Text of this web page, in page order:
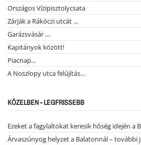
Országos Vízipisztolycsata
Zárják a Rákóczi utcát …
Garázsvásár …
Kapitányok között!
Piacnap...
A Noszlopy utca felújítás…
KÖZELBEN - LEGFRISSEBB
Ezeket a fagylaltokat keresik hőség idején a
Árvaszúnyog helyzet a Balatonnál – további